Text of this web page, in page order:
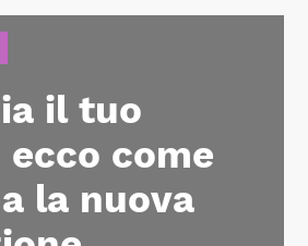
il tuo
ecco come
la nuova